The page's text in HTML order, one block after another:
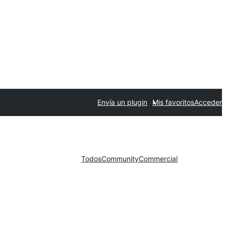
Envía un plugin Mis favoritosAcceder
TodosCommunityCommercial